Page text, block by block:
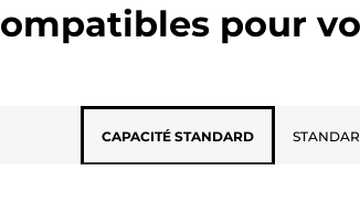
pour
CAPACITÉ STANDARD